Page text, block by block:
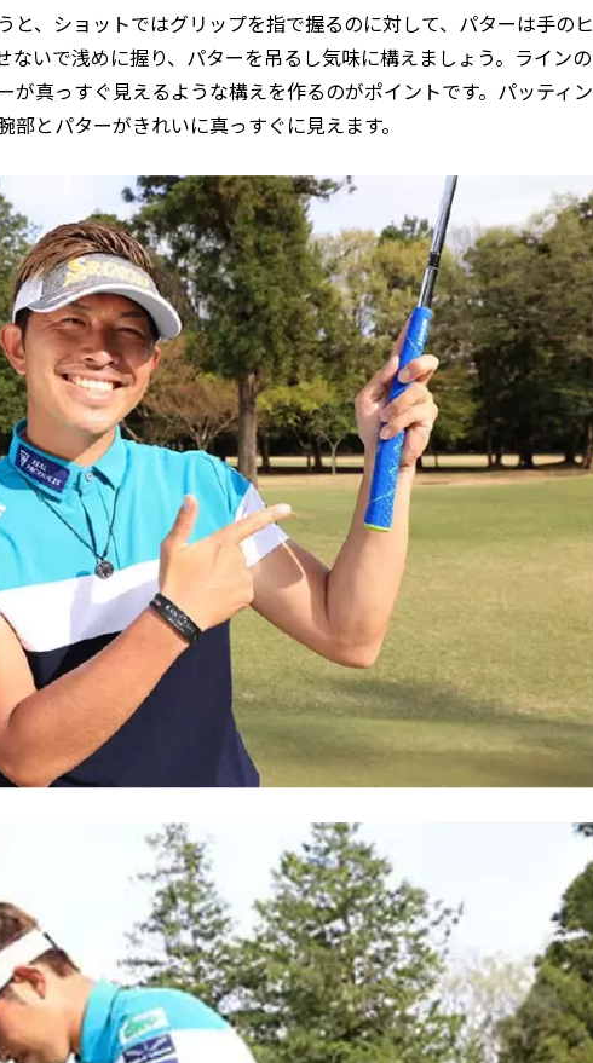
と、ショットではグリップを指で握るのに対して、パターは手のヒ
ないで浅めに握り、パターを吊るし気味に構えましょう。ラインの
が真っすぐ見えるような構えを作るのがポイントです。パッティン
とパターがきれいに真っすぐに見えます。